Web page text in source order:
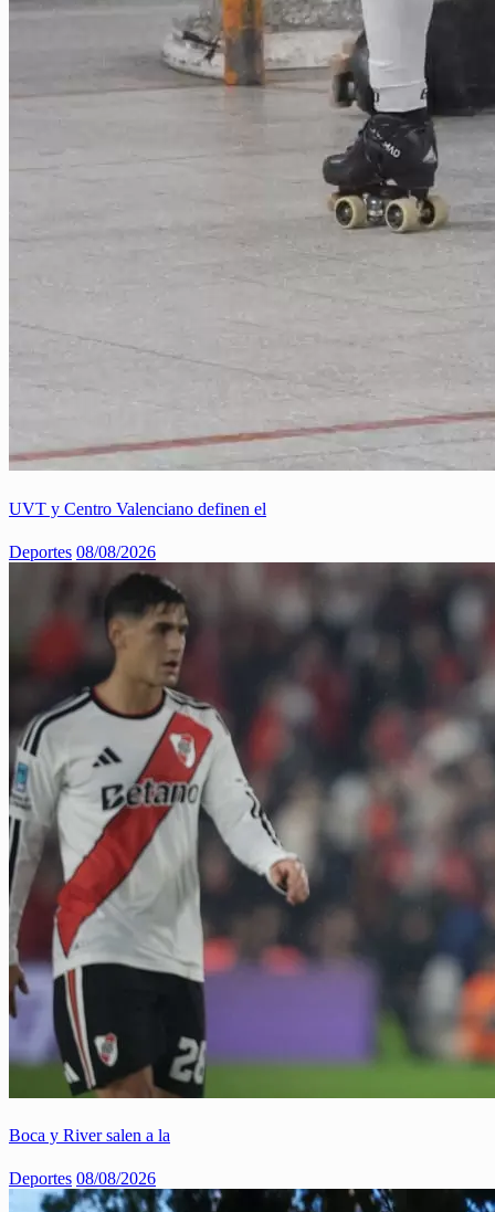
UVT y Centro Valenciano definen el
Deportes 08/08/2026
Boca y River salen a la
Deportes 08/08/2026